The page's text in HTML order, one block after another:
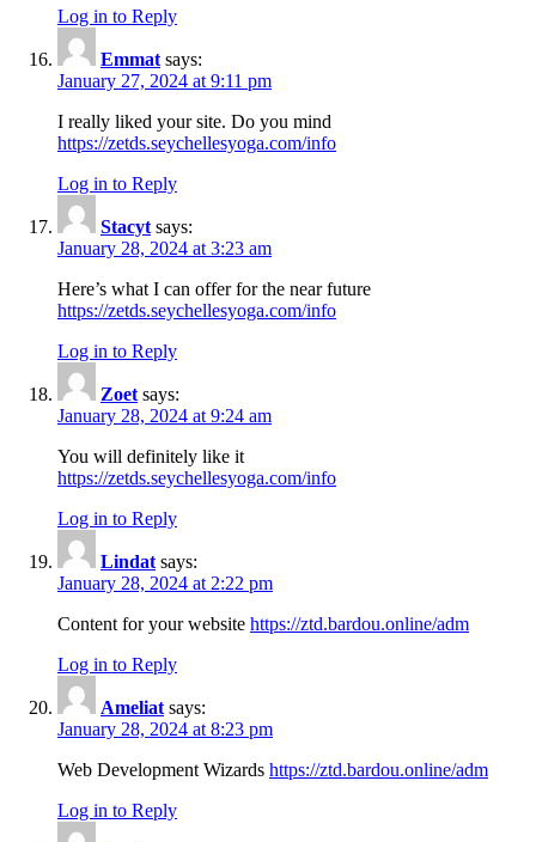
Log in to Reply
Emmat says:
January 27, 2024 at 9:11 pm
I really liked your site. Do you mind
https://zetds.seychellesyoga.com/info
Log in to Reply
Stacyt says:
January 28, 2024 at 3:23 am
Here’s what I can offer for the near future
https://zetds.seychellesyoga.com/info
Log in to Reply
Zoet says:
January 28, 2024 at 9:24 am
You will definitely like it
https://zetds.seychellesyoga.com/info
Log in to Reply
Lindat says:
January 28, 2024 at 2:22 pm
Content for your website https://ztd.bardou.online/adm
Log in to Reply
Ameliat says:
January 28, 2024 at 8:23 pm
Web Development Wizards https://ztd.bardou.online/adm
Log in to Reply